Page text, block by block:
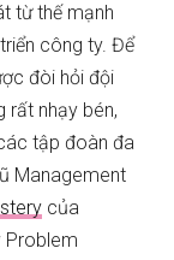
từ thế mạnh
công ty. Để
đòi hỏi đội
rất nhạy bén,
tập đoàn đa
Management
của
Problem